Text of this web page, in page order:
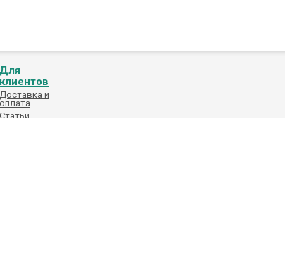
Для
клиентов
Доставка и
оплата
Статьи